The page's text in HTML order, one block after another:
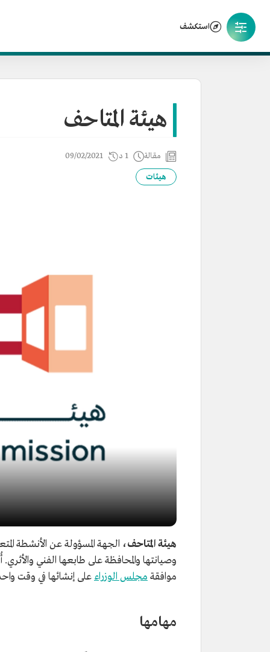
استكشف
هيئة المتاحف
مقالة 1 د 09/02/2021
هيئات
هيئة المتاحف، الجهة المسؤولة عن الأنشطة
موافقة مجلس الوزراءعلى إنشائها في وقت
مهامها